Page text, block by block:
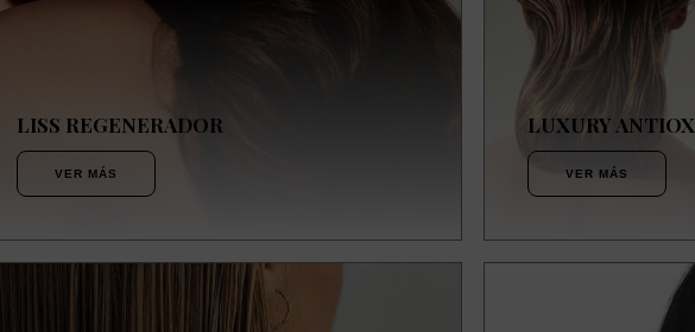
LISS REGENERADOR
VER MÁS
LUXURY ANTIOX
VER MÁS